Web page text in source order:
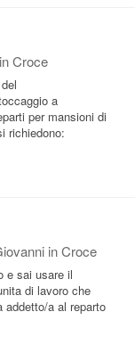
Croce
a
per mansioni di
richiedono:
in Croce
e sai usare il
di lavoro che
addetto/a al reparto